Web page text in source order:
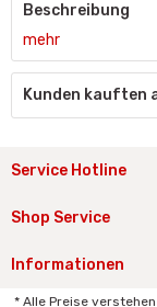
Beschreibung
mehr
Kunden kauften
Service Hotline
Shop Service
Informationen
* Alle Preise